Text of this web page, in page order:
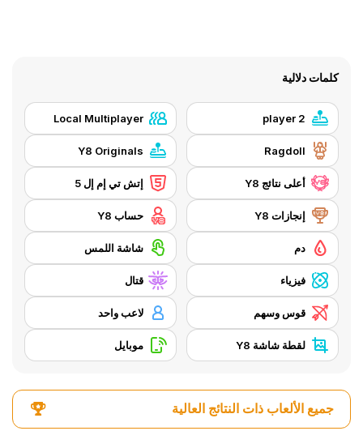
كلمات دلالية
2 player
Local Multiplayer
Ragdoll
Y8 Originals
أعلى نتائج Y8 إتش تي إم إل 5
إنجازات Y8 حساب Y8
دم شاشة اللمس
فيزياء قتال
قوس وسهم لاعب واحد
لقطة شاشة Y8 موبايل
جميع الألعاب ذات النتائج العالية